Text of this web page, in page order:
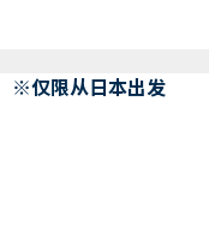
※仅限从日本出发